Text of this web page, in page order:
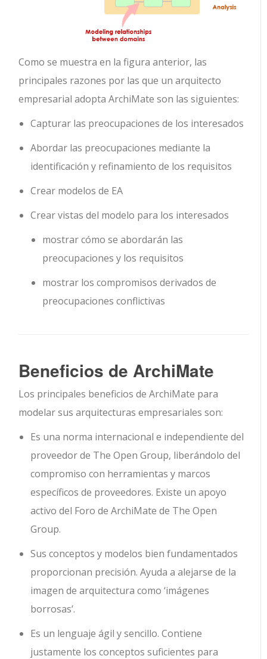
Como se muestra en la figura anterior, las
principales razones por las que un arquitecto
empresarial adopta ArchiMate son las siguientes:
Capturar las preocupaciones de los interesados
Abordar las preocupaciones mediante la
identificación y refinamiento de los requisitos
Crear modelos de EA
Crear vistas del modelo para los interesados
mostrar cómo se abordarán las
preocupaciones y los requisitos
mostrar los compromisos derivados de
preocupaciones conflictivas
Beneficios de ArchiMate
Los principales beneficios de ArchiMate para
modelar sus arquitecturas empresariales son:
Es una norma internacional e independiente del
proveedor de The Open Group, liberándolo del
compromiso con herramientas y marcos
específicos de proveedores. Existe un apoyo
activo del Foro de ArchiMate de The Open
Group.
Sus conceptos y modelos bien fundamentados
proporcionan precisión. Ayuda a alejarse de la
imagen de arquitectura como ‘imágenes
borrosas’.
Es un lenguaje ágil y sencillo. Contiene
justamente los conceptos suficientes para